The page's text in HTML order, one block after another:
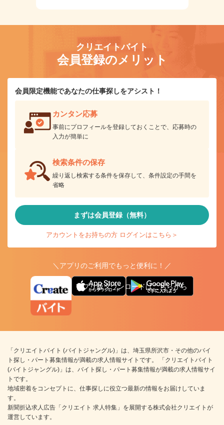
クリエイトバイト
会員登録のメリット
会員限定機能であなたの仕事探しをアシスト！
カンタン応募
事前にプロフィールを登録しておくことで、応募時の
入力が簡単に
検索条件の保存
繰り返し検索する条件を保存して、条件設定の手間を
省略
まずは会員登録（無料）
アカウントをお持ちの方 ログインはこちら＞
＼アプリのご利用でもっと便利に！／
アプリ版ダウンロードはこちらから
「クリエイトバイト (バイトジャングル)」は、埼玉県所沢市・その他のバイ
ト探し・パート募集情報が満載の求人情報サイトです。 「クリエイトバイト
(バイトジャングル)」は、バイト探し・パート募集情報が満載の求人情報サイ
トです。
地域密着をコンセプトに、仕事探しに役立つ最新の情報をお届けしていま
す。
新聞折込求人広告「クリエイト 求人特集」を展開する株式会社クリエイトが
運営しています。